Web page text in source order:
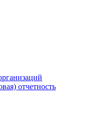
отчетность